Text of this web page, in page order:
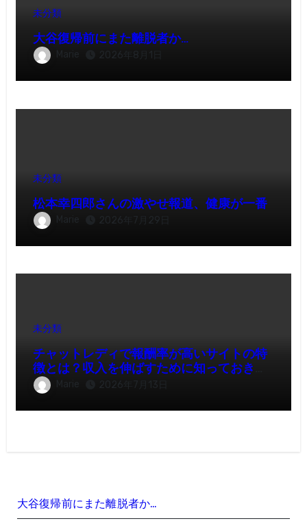
未分類
大谷復帰前にまた離脱者か…
Marie 2026年8月1日
未分類
松本幸四郎さんの激やせ報道、健康が一番
Marie 2026年7月29日
未分類
チャットレディで報酬率が高いサイトの特
徴とは？収入を伸ばすために知っておきた
いポイント
Marie 2026年7月13日
大谷復帰前にまた離脱者か…